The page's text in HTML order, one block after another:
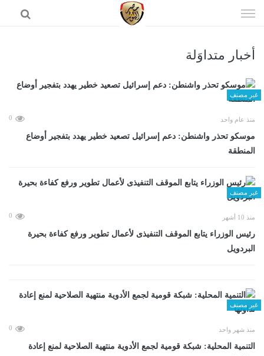
الى
أخبار متداوَلة
غير مصنف
منذ عام واحد 0
موسكو تحذر واشنطن: دعم إسرائيل تصعيد خطير يهدد بتفجير أوضاع
المنطقة
غير مصنف
منذ 10 أشهر 0
رئيس الوزراء يتابع الموقف التنفيذى لأعمال تطوير ورفع كفاءة بحيرة
البردويل
غير مصنف
منذ شهر واحد 0
التنمية المحلية: شبكة قومية لجمع الأدوية منتهية الصلاحية لمنع إعادة